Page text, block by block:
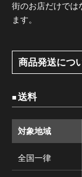
街のお店だけでは
ます。
商品発送につ
送料
対象地域
全国一律